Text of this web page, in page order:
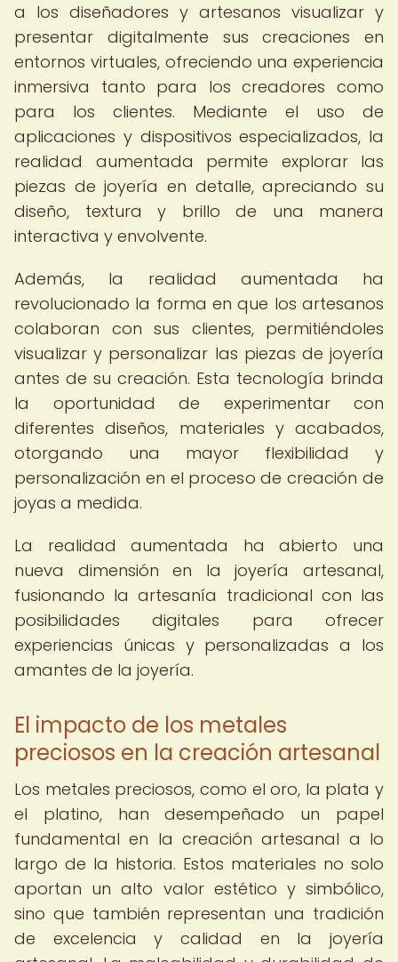
a los diseñadores y artesanos visualizar y
presentar digitalmente sus creaciones en
entornos virtuales, ofreciendo una experiencia
inmersiva tanto para los creadores como
para los clientes. Mediante el uso de
aplicaciones y dispositivos especializados, la
realidad aumentada permite explorar las
piezas de joyería en detalle, apreciando su
diseño, textura y brillo de una manera
interactiva y envolvente.
Además, la realidad aumentada ha
revolucionado la forma en que los artesanos
colaboran con sus clientes, permitiéndoles
visualizar y personalizar las piezas de joyería
antes de su creación. Esta tecnología brinda
la oportunidad de experimentar con
diferentes diseños, materiales y acabados,
otorgando una mayor flexibilidad y
personalización en el proceso de creación de
joyas a medida.
La realidad aumentada ha abierto una
nueva dimensión en la joyería artesanal,
fusionando la artesanía tradicional con las
posibilidades digitales para ofrecer
experiencias únicas y personalizadas a los
amantes de la joyería.
El impacto de los metales
preciosos en la creación artesanal
Los metales preciosos, como el oro, la plata y
el platino, han desempeñado un papel
fundamental en la creación artesanal a lo
largo de la historia. Estos materiales no solo
aportan un alto valor estético y simbólico,
sino que también representan una tradición
de excelencia y calidad en la joyería